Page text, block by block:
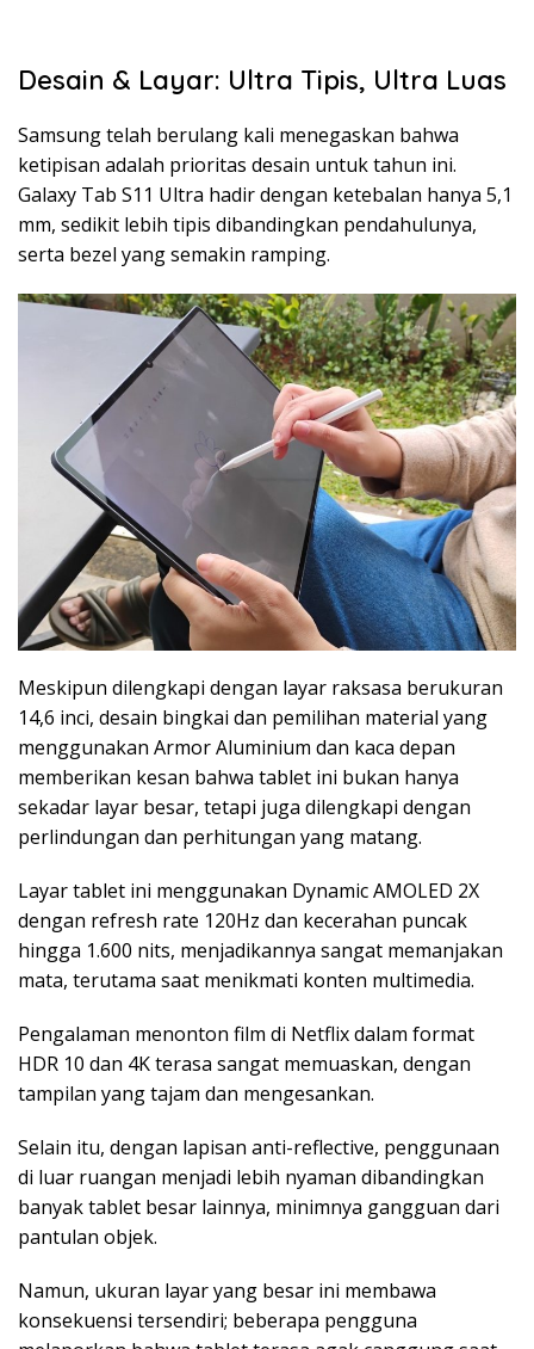
Desain & Layar: Ultra Tipis, Ultra Luas
Samsung telah berulang kali menegaskan bahwa
ketipisan adalah prioritas desain untuk tahun ini.
Galaxy Tab S11 Ultra hadir dengan ketebalan hanya 5,1
mm, sedikit lebih tipis dibandingkan pendahulunya,
serta bezel yang semakin ramping.
Meskipun dilengkapi dengan layar raksasa berukuran
14,6 inci, desain bingkai dan pemilihan material yang
menggunakan Armor Aluminium dan kaca depan
memberikan kesan bahwa tablet ini bukan hanya
sekadar layar besar, tetapi juga dilengkapi dengan
perlindungan dan perhitungan yang matang.
Layar tablet ini menggunakan Dynamic AMOLED 2X
dengan refresh rate 120Hz dan kecerahan puncak
hingga 1.600 nits, menjadikannya sangat memanjakan
mata, terutama saat menikmati konten multimedia.
Pengalaman menonton film di Netflix dalam format
HDR 10 dan 4K terasa sangat memuaskan, dengan
tampilan yang tajam dan mengesankan.
Selain itu, dengan lapisan anti-reflective, penggunaan
di luar ruangan menjadi lebih nyaman dibandingkan
banyak tablet besar lainnya, minimnya gangguan dari
pantulan objek.
Namun, ukuran layar yang besar ini membawa
konsekuensi tersendiri; beberapa pengguna